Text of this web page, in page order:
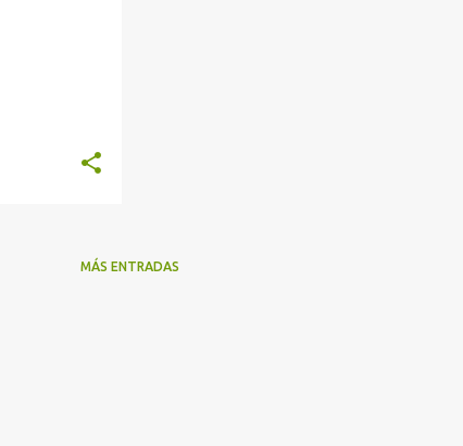
MÁS ENTRADAS